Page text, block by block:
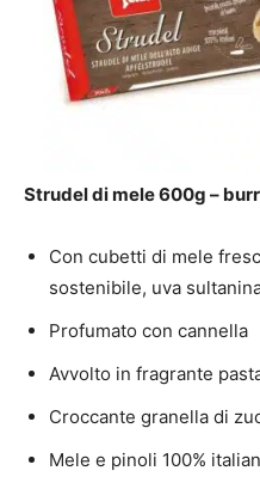
Strudel di mele 600g –
Con cubetti di mele
sostenibile, uva
Profumato con cannella
Avvolto in fragrante
Croccante granella di
Mele e pinoli 100%